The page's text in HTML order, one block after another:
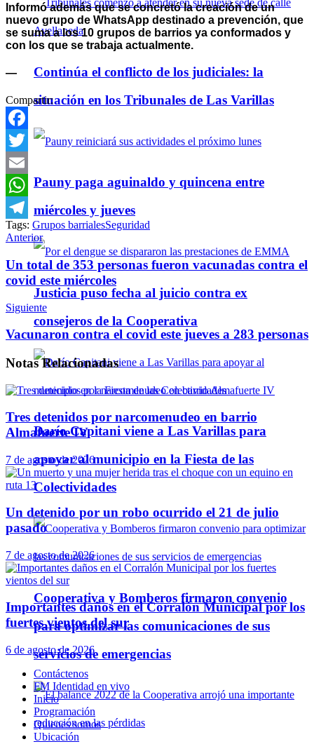
Continúa el conflicto de los judiciales: la
situación en los Tribunales de Las Varillas
Pauny paga aguinaldo y quincena entre
miércoles y jueves
Justicia puso fecha al juicio contra ex
consejeros de la Cooperativa
Darío Capitani viene a Las Varillas para
apoyar al municipio en la Fiesta de las
Colectividades
Cooperativa y Bomberos firmaron convenio
para optimizar las comunicaciones de sus
servicios de emergencias
Informó además que se concretó la creación de un
nuevo grupo de WhatsApp destinado a prevención, que
se suma a los 10 grupos de barrios ya conformados y
con los que se trabaja actualmente.
—
Compartir:
Facebook
Twitter
Email
WhatsApp
Telegram
Tags: Grupos barrialesSeguridad
Anterior
Un total de 353 personas fueron vacunadas contra el
covid este miércoles
Siguiente
Vacunaron contra el covid este jueves a 283 personas
NotasRelacionadas
Tres detenidos por narcomenudeo en barrio
Almafuerte IV
7 de agosto de 2026
Un detenido por un robo ocurrido el 21 de julio
pasado
7 de agosto de 2026
Importantes daños en el Corralón Municipal por los
fuertes vientos del sur
6 de agosto de 2026
Contáctenos
FM Identidad en vivo
Inicio
Programación
Quienes somos
Ubicación